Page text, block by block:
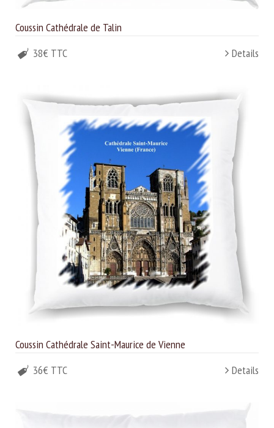
Coussin Cathédrale de Talin
38€ TTC
Details
Coussin Cathédrale Saint-Maurice de Vienne
36€ TTC
Details